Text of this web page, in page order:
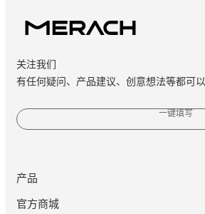
关注我们
有任何疑问、产品建议、创意想法等都可以
一键填写
产品
官方商城